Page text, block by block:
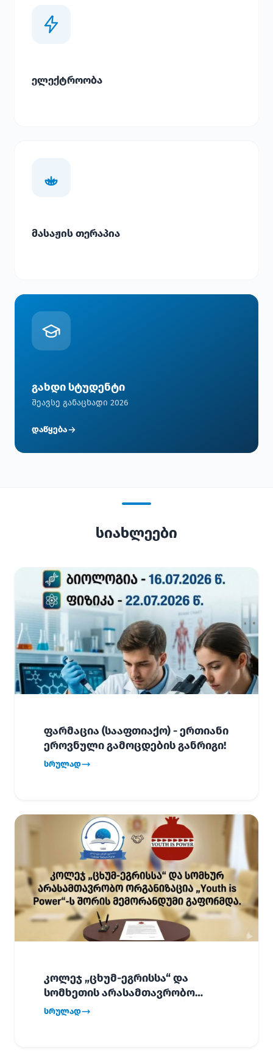
ელექტროობა
მასაჟის თერაპია
გახდი სტუდენტი
შეავსე განაცხადი 2026
დაწყება
სიახლეები
ფარმაცია (სააფთიაქო) - ერთიანი
ეროვნული გამოცდების განრიგი!
სრულად
კოლეჯ „ცხუმ-ეგრისსა“ და
სომხეთის არასამთავრობო
ორგანიზაცია „Youth is Power“-ს
სრულად